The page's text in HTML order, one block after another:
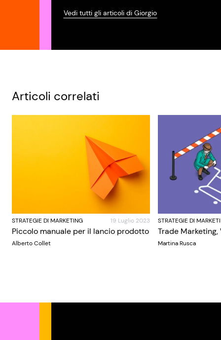
Vedi tutti gli articoli di Giorgio
Articoli correlati
STRATEGIE DI MARKETING 19 Luglio 2023
Piccolo manuale per il lancio prodotto
Alberto Collet
STRATEGIE DI
Trade Marketing,
Martina Rusca